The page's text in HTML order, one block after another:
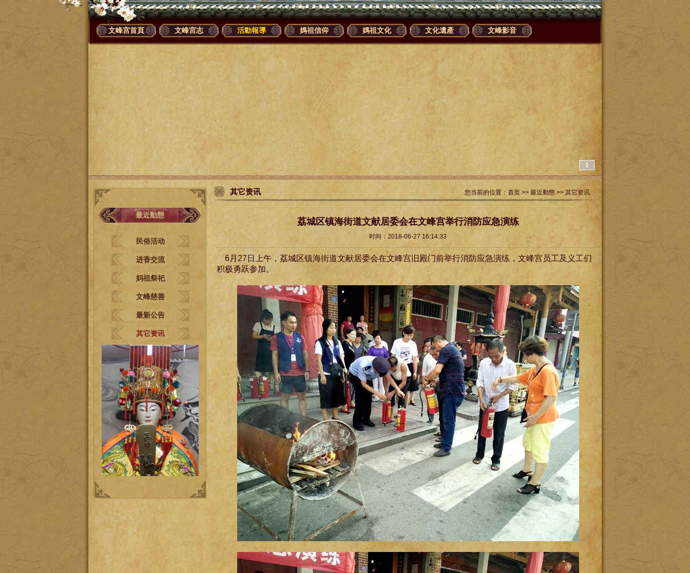
文峰宫首頁 文峰宮志 活動報導 媽祖信仰 媽祖文化 文化遺產 文峰影音
1
最近動態
民俗活动
进香交流
妈祖祭祀
文峰慈善
最新公告
其它资讯
其它资讯 您当前的位置： 首页 >> 最近動態 >> 其它资讯
荔城区镇海街道文献居委会在文峰宫举行消防应急演练
时间：2018-06-27 16:14:33
6月27日上午，荔城区镇海街道文献居委会在文峰宫旧殿门前举行消防应急演练，文峰宫员工及义工们
积极勇跃参加。